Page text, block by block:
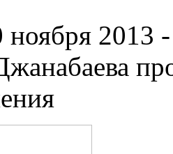
ноября 2013